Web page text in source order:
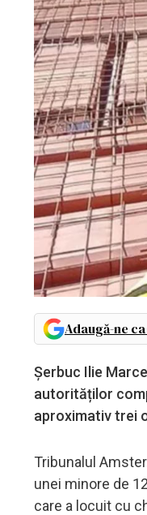
Adaugă-ne
Șerbuc Ilie
autorităților
aproximativ trei
Tribunalul
unei minore de
care a locuit cu